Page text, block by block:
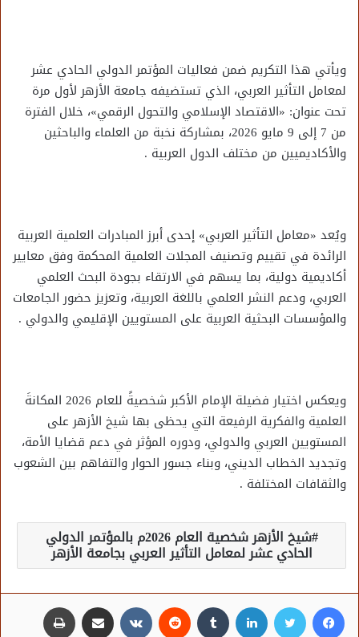
ويأتي هذا التكريم ضمن فعاليات المؤتمر الدولي الحادي عشر
لمعامل التأثير العربي، الذي تستضيفه جامعة الأزهر لأول مرة
تحت عنوان: «الاقتصاد الإسلامي والتحول الرقمي»، خلال الفترة
من 7 إلى 9 مايو 2026، بمشاركة نخبة من العلماء والباحثين
والأكاديميين من مختلف الدول العربية .
ويُعد «معامل التأثير العربي» إحدى أبرز المبادرات العلمية العربية
الرائدة في تقييم وتصنيف المجلات العلمية المحكمة وفق معايير
أكاديمية دولية، بما يسهم في الارتقاء بجودة البحث العلمي
العربي، ودعم النشر العلمي باللغة العربية، وتعزيز حضور الجامعات
والمؤسسات البحثية العربية على المستويين الإقليمي والدولي .
ويعكس اختيار فضيلة الإمام الأكبر شخصيةً للعام 2026 المكانةَ
العلمية والفكرية الرفيعة التي يحظى بها شيخ الأزهر على
المستويين العربي والدولي، ودوره المؤثر في دعم قضايا الأمة،
وتجديد الخطاب الديني، وبناء جسور الحوار والتفاهم بين الشعوب
والثقافات المختلفة .
شيخ الأزهر شخصية العام 2026م بالمؤتمر الدولي
الحادي عشر لمعامل التأثير العربي بجامعة الأزهر
فيسبوك تويتر لينكدإن مشاركة عبر البريد